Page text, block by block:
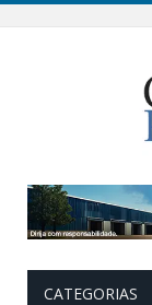
CATEGORIAS